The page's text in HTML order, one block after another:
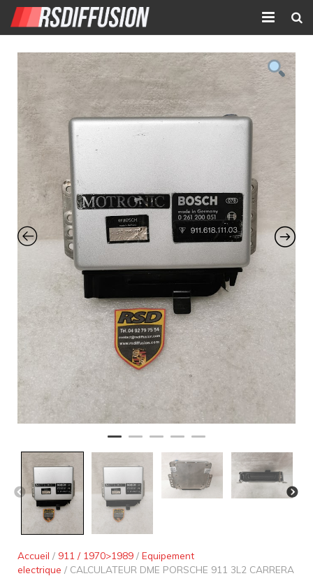
Accueil
Nouvelles annonces
Annonces prolongées
Atelier mécanique
Contact
Accueil / 911 / 1970>1989 / Equipement
electrique / CALCULATEUR DME PORSCHE 911 3L2 CARRERA